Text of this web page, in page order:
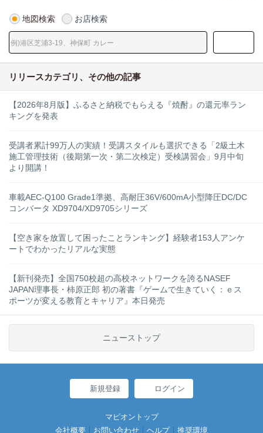
地図検索 お店検索
リリースカテゴリ、その他の記事
【2026年8月版】ふるさと納税でもらえる『焼酎』の還元率ラン
キングを発表
受講者累計99万人の実績！受講スタイルも選択できる「2級土木
施工管理技術（後期第一次・第二次検定）受検講習会」9月中旬
より開講！
車載AEC-Q100 Grade1準拠、高耐圧36V/600mA小型降圧DC/DC
コンバータ XD9704/XD9705シリーズ
【空き家を放置して困ったことランキング】経験者153人アンケ
ートでわかったリアルな実態
【新刊発売】全国750校超の高校ネットワークを誇るNASEF
JAPAN理事長・柿原正郎 初の著書『ゲームで生きていく：ｅス
ポーツが変える教育とキャリア』本日発売
ニューストップ
新規登録 ログイン
マピオントップ
会社概要
お問い合わせ ヘルプ 推奨環境